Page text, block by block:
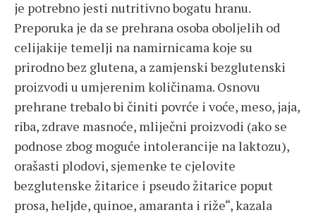
je potrebno jesti nutritivno bogatu hranu.
Preporuka je da se prehrana osoba oboljelih od
celijakije temelji na namirnicama koje su
prirodno bez glutena, a zamjenski bezglutenski
proizvodi u umjerenim količinama. Osnovu
prehrane trebalo bi činiti povrće i voće, meso, jaja,
riba, zdrave masnoće, mliječni proizvodi (ako se
podnose zbog moguće intolerancije na laktozu),
orašasti plodovi, sjemenke te cjelovite
bezglutenske žitarice i pseudo žitarice poput
prosa, heljde, quinoe, amaranta i riže“, kazala